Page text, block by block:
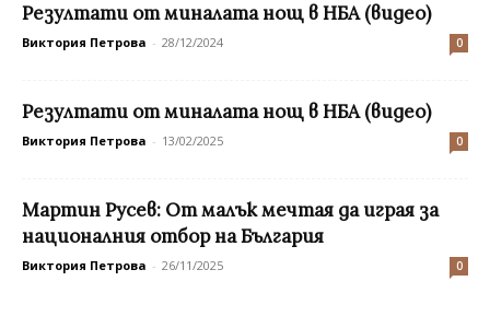
Резултати от миналата нощ в НБА (видео)
Виктория Петрова - 28/12/2024 0
Резултати от миналата нощ в НБА (видео)
Виктория Петрова - 13/02/2025 0
Мартин Русев: От малък мечтая да играя за
националния отбор на България
Виктория Петрова - 26/11/2025 0